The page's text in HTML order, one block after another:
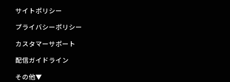
サイトポリシー
プライバシーポリシー
カスタマーサポート
配信ガイドライン
その他▼